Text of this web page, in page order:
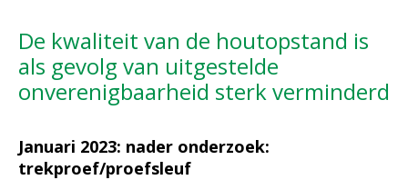
De kwaliteit van de houtopstand is
als gevolg van uitgestelde
onverenigbaarheid sterk verminderd
Januari 2023: nader onderzoek:
trekproef/proefsleuf